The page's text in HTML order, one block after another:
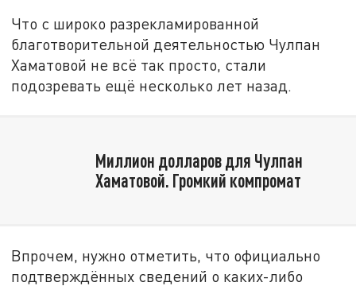
Что с широко разрекламированной
благотворительной деятельностью Чулпан
Хаматовой не всё так просто, стали
подозревать ещё несколько лет назад.
Миллион долларов для Чулпан
Хаматовой. Громкий компромат
Впрочем, нужно отметить, что официально
подтверждённых сведений о каких-либо